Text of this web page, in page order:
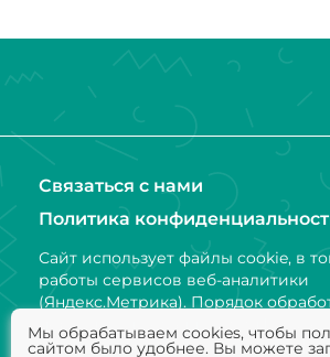
Связаться с нами
Политика
Сайт использует файлы cookie, в
работы сервисов веб-аналитики
(Яндекс.Метрика). Порядок
персональных данных и
получаемой с использованием
Мы обрабатываем cookies, чтобы
сайтом было удобнее. Вы можете